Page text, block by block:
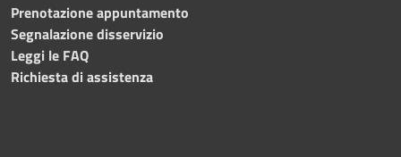
Prenotazione appuntamento
Segnalazione disservizio
Leggi le FAQ
Richiesta di assistenza